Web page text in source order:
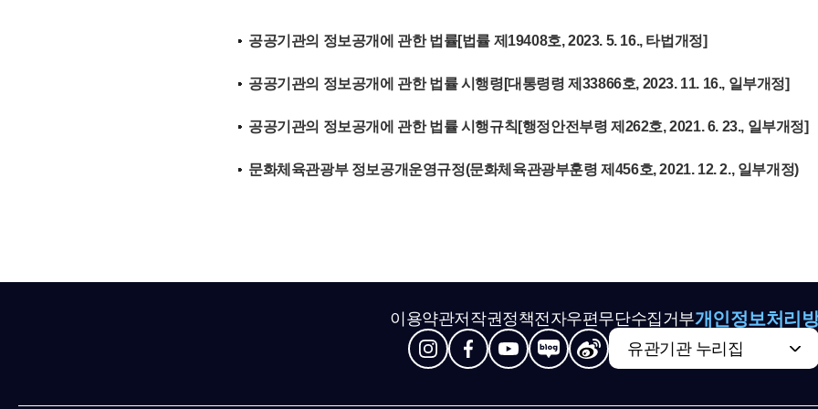
공공기관의 정보공개에 관한 법률[법률 제19408호, 2023. 5. 16., 타법개정]
공공기관의 정보공개에 관한 법률 시행령[대통령령 제33866호, 2023. 11. 16., 일부개정]
공공기관의 정보공개에 관한 법률 시행규칙[행정안전부령 제262호, 2021. 6. 23., 일부개정]
문화체육관광부 정보공개운영규정(문화체육관광부훈령 제456호, 2021. 12. 2., 일부개정)
이용약관저작권정책전자우편무단수집거부개인정보처리
유관기관 누리집